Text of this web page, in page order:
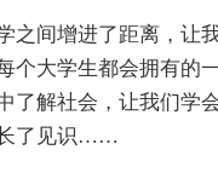
之间增进了距离，让
个大学生都会拥有的
了解社会，让我们学
了见识……